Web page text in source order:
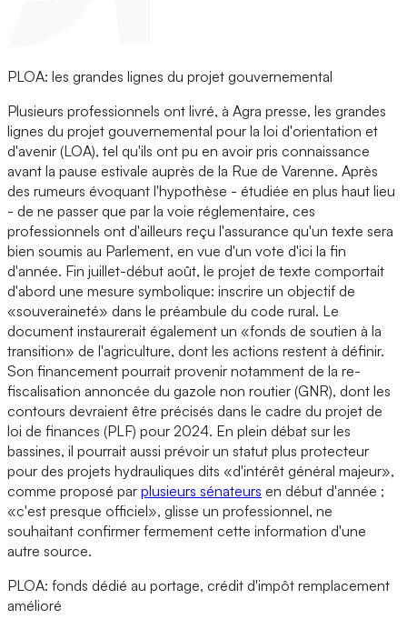
PLOA: les grandes lignes du projet gouvernemental
Plusieurs professionnels ont livré, à Agra presse, les grandes
lignes du projet gouvernemental pour la loi d'orientation et
d'avenir (LOA), tel qu'ils ont pu en avoir pris connaissance
avant la pause estivale auprès de la Rue de Varenne. Après
des rumeurs évoquant l'hypothèse - étudiée en plus haut lieu
- de ne passer que par la voie réglementaire, ces
professionnels ont d'ailleurs reçu l'assurance qu'un texte sera
bien soumis au Parlement, en vue d'un vote d'ici la fin
d'année. Fin juillet-début août, le projet de texte comportait
d'abord une mesure symbolique: inscrire un objectif de
«souveraineté» dans le préambule du code rural. Le
document instaurerait également un «fonds de soutien à la
transition» de l'agriculture, dont les actions restent à définir.
Son financement pourrait provenir notamment de la re-
fiscalisation annoncée du gazole non routier (GNR), dont les
contours devraient être précisés dans le cadre du projet de
loi de finances (PLF) pour 2024. En plein débat sur les
bassines, il pourrait aussi prévoir un statut plus protecteur
pour des projets hydrauliques dits «d'intérêt général majeur»,
comme proposé par plusieurs sénateurs en début d'année ;
«c'est presque officiel», glisse un professionnel, ne
souhaitant confirmer fermement cette information d'une
autre source.
PLOA: fonds dédié au portage, crédit d'impôt remplacement
amélioré